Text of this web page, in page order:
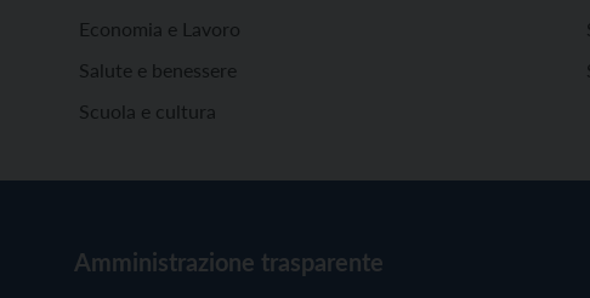
Economia e Lavoro
Salute e benessere
Scuola e cultura
Amministrazione trasparente